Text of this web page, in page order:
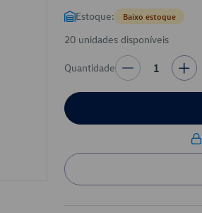
Estoque: Baixo estoque
20 unidades disponíveis
Quantidade 1